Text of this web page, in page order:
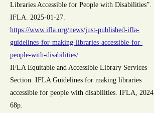
Libraries Accessible for People with Disabilities”.
IFLA. 2025-01-27.
https://www.ifla.org/news/just-published-ifla-
guidelines-for-making-libraries-accessible-for-
people-with-disabilities/
IFLA Equitable and Accessible Library Services
Section. IFLA Guidelines for making libraries
accessible for people with disabilities. IFLA, 2024,
68p.